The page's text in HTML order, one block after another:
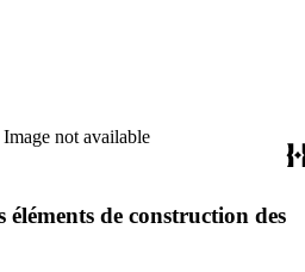
Image not available
de construction des